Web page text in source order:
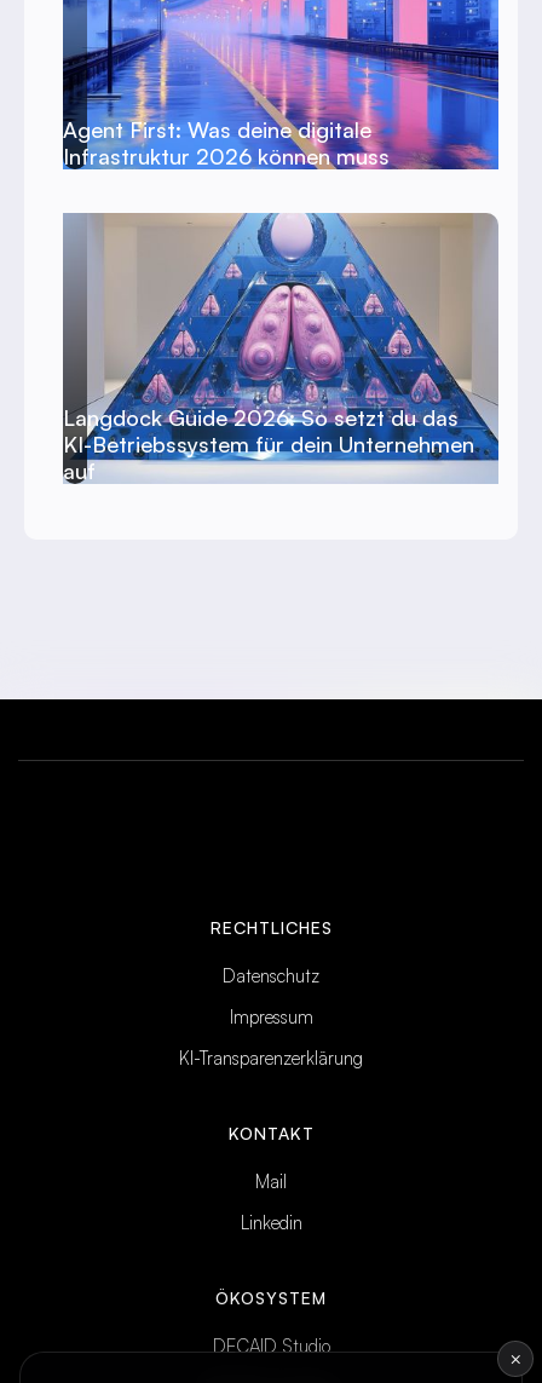
×
Agent First: Was deine digitale
Infrastruktur 2026 können muss
Langdock Guide 2026: So setzt du das
KI-Betriebssystem für dein Unternehmen
auf
RECHTLICHES
Datenschutz
Impressum
KI-Transparenzerklärung
KONTAKT
Mail
Linkedin
ÖKOSYSTEM
DECAID Studio